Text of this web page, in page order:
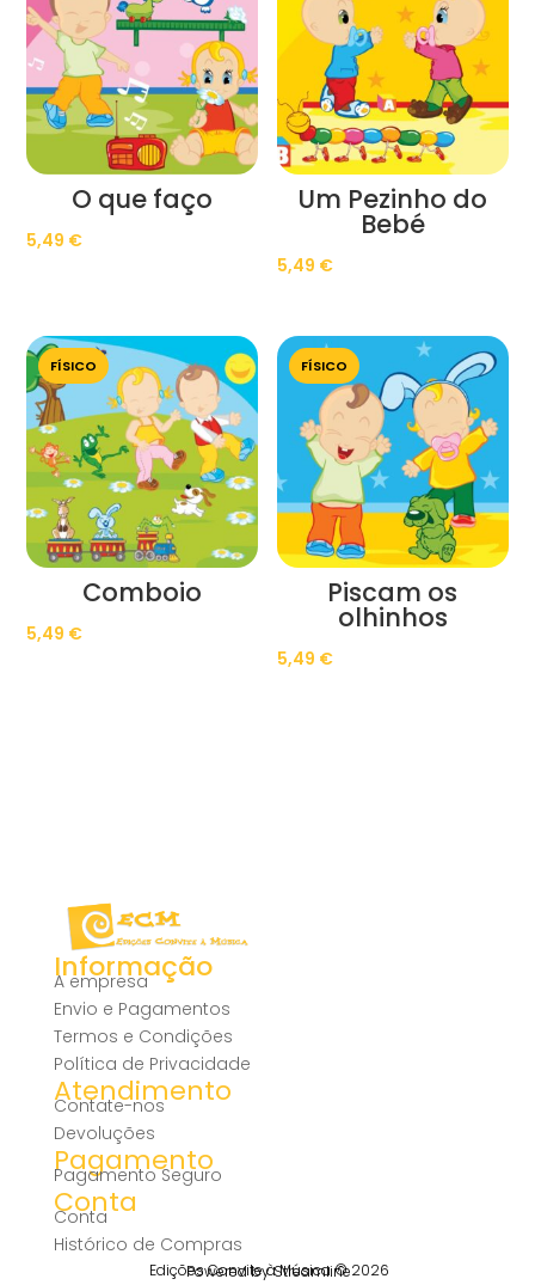
O que faço
5,49 €
Um Pezinho do
Bebé
5,49 €
FÍSICO
Comboio
5,49 €
FÍSICO
Piscam os
olhinhos
5,49 €
Informação
A empresa
Envio e Pagamentos
Termos e Condições
Política de Privacidade
Atendimento
Contate-nos
Devoluções
Pagamento
Pagamento Seguro
Conta
Conta
Histórico de Compras
Edições Convite à Música © 2026
Powered by Streamline